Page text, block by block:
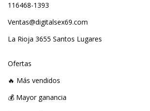
116468-1393
Ventas@digitalsex69.com
La Rioja 3655 Santos Lugares
Ofertas
🔥 Más vendidos
💰 Mayor ganancia